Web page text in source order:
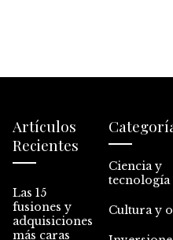
Artículos
Recientes
Las 15
fusiones y
adquisiciones
más caras
Ciencia y
tecnología
Cultura y